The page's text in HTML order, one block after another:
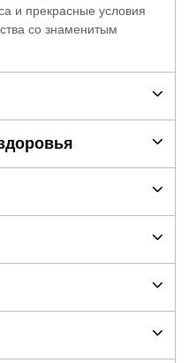
и прекрасные условия
со знаменитым